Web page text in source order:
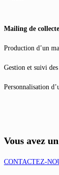
Mailing de collecte
Production d’un
Gestion et suivi
Personnalisation
Vous avez
CONTACTEZ-